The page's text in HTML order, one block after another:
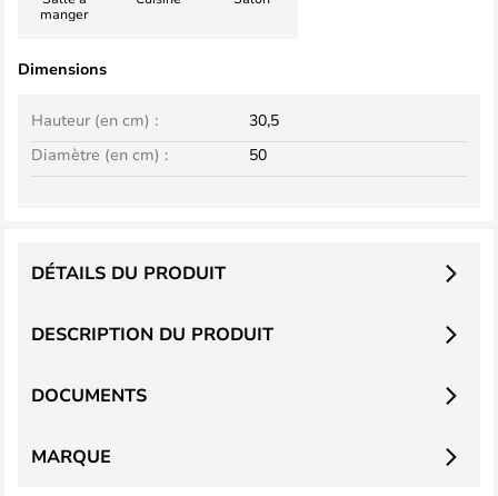
manger
Dimensions
Hauteur (en cm) :
30,5
Diamètre (en cm) :
50
DESCRIPTION DU PRODUIT
DÉTAILS DU PRODUIT
DOCUMENTS
MARQUE